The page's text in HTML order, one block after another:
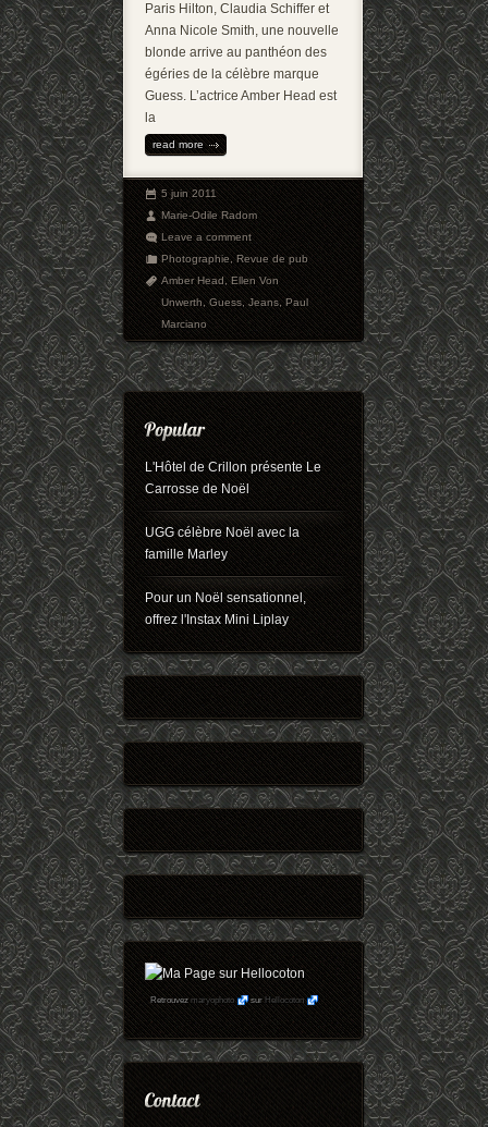
Paris Hilton, Claudia Schiffer et
Anna Nicole Smith, une nouvelle
blonde arrive au panthéon des
égéries de la célèbre marque
Guess. L’actrice Amber Head est
la
read more
5 juin 2011
Marie-Odile Radom
Leave a comment
Photographie,Revue de pub
Amber Head,Ellen Von
Unwerth,Guess,Jeans,Paul
Marciano
L'Hôtel de Crillon présente Le
Carrosse de Noël
UGG célèbre Noël avec la
famille Marley
Pour un Noël sensationnel,
offrez l'Instax Mini Liplay
Retrouvezmaryophoto surHellocoton